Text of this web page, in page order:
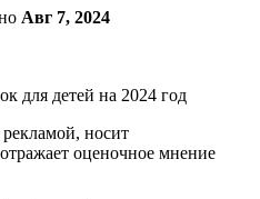
Авг 7, 2024
носит
оценочное мнение